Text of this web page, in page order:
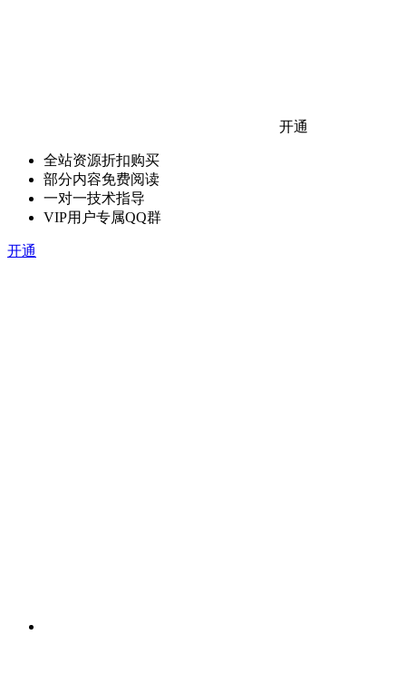
开通
全站资源折扣购买
部分内容免费阅读
一对一技术指导
VIP用户专属QQ群
开通